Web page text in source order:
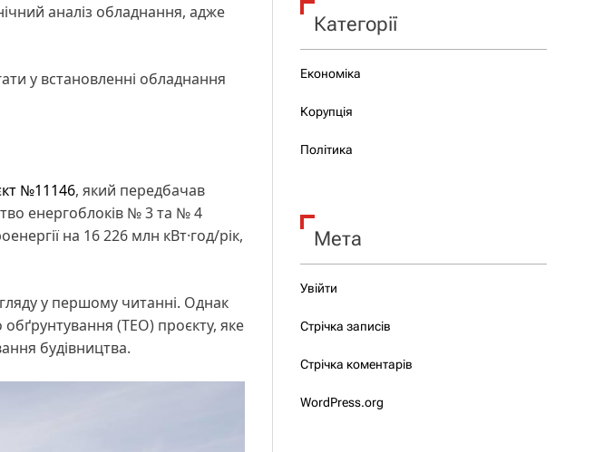
аналіз обладнання, адже
у встановленні обладнання
№11146, який передбачав
енергоблоків № 3 та № 4
на 16 226 млн кВт·год/рік,
у першому читанні. Однак
обґрунтування (ТЕО) проєкту, яке
будівництва.
Категорії
Економіка
Корупція
Політика
Мета
Увійти
Стрічка записів
Стрічка коментарів
WordPress.org